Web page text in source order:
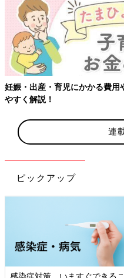
妊娠・出産・育児にかかる費用
やすく解説！
連
ピックアップ